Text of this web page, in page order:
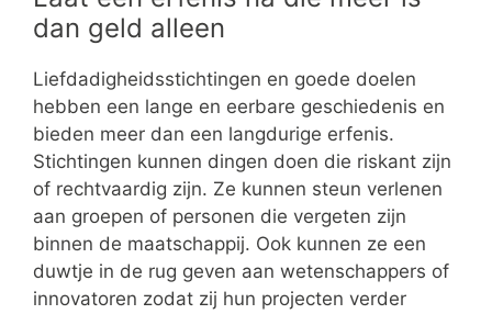
dan geld alleen
Liefdadigheidsstichtingen en goede doelen
hebben een lange en eerbare geschiedenis en
bieden meer dan een langdurige erfenis.
Stichtingen kunnen dingen doen die riskant zijn
of rechtvaardig zijn. Ze kunnen steun verlenen
aan groepen of personen die vergeten zijn
binnen de maatschappij. Ook kunnen ze een
duwtje in de rug geven aan wetenschappers of
innovatoren zodat zij hun projecten verder